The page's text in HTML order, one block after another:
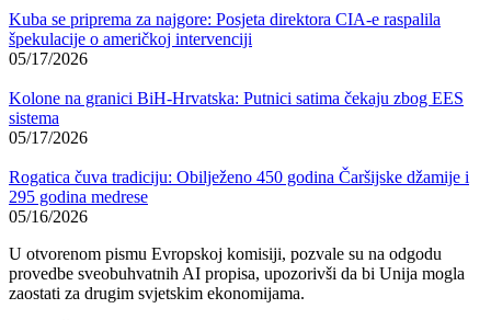
Kuba se priprema za najgore: Posjeta direktora CIA-e raspalila
špekulacije o američkoj intervenciji
05/17/2026
Kolone na granici BiH-Hrvatska: Putnici satima čekaju zbog EES
sistema
05/17/2026
Rogatica čuva tradiciju: Obilježeno 450 godina Čaršijske džamije i
295 godina medrese
05/16/2026
U otvorenom pismu Evropskoj komisiji, pozvale su na odgodu
provedbe sveobuhvatnih AI propisa, upozorivši da bi Unija mogla
zaostati za drugim svjetskim ekonomijama.